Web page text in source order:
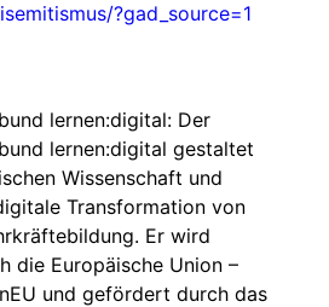
?gad_source=1
lernen:digital: Der
lernen:digital gestaltet
Wissenschaft und
Transformation von
Er wird
die Europäische Union –
und gefördert durch das